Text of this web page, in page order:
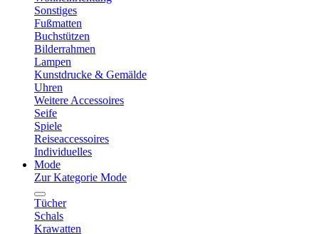
Sonstiges
Fußmatten
Buchstützen
Bilderrahmen
Lampen
Kunstdrucke & Gemälde
Uhren
Weitere Accessoires
Seife
Spiele
Reiseaccessoires
Individuelles
Mode
Zur Kategorie Mode
Tücher
Schals
Krawatten